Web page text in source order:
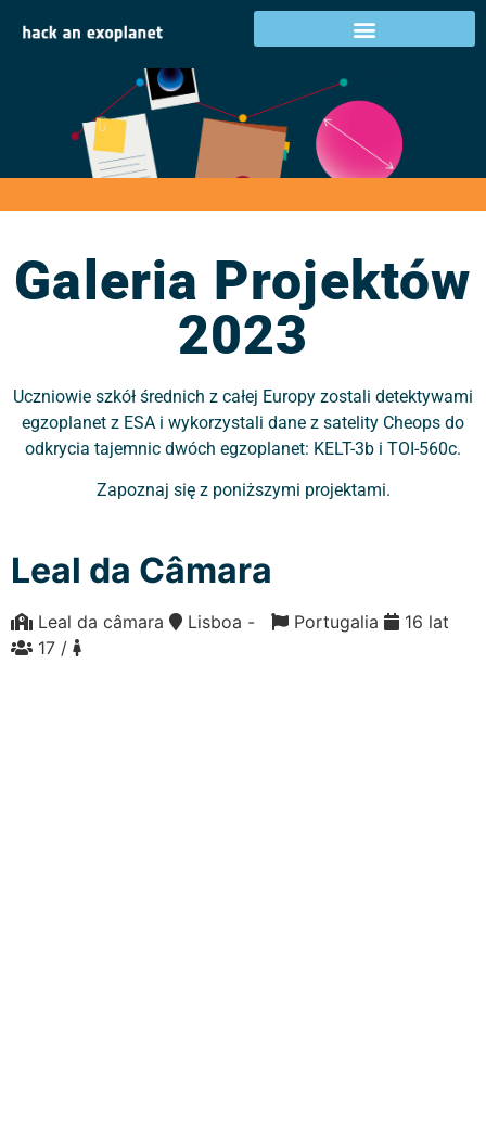
Galeria Projektów
Galeria Projektów
2023
Uczniowie szkół średnich z całej Europy zostali detektywami
egzoplanet z ESA i wykorzystali dane z satelity Cheops do
odkrycia tajemnic dwóch egzoplanet: KELT-3b i TOI-560c.
Zapoznaj się z poniższymi projektami.
Leal da Câmara
Leal da câmara Lisboa - Portugalia
16 lat
17 /